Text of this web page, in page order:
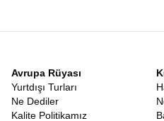
stresi yaşamadan bavulunuzu
edin. Vizesiz Güney Kore
takılmadan, sadece keşfetme
nadir rotalardan biridir. Bu
Avrupa Rüyası
Yurtdışı Turları
Ne Dediler
Kalite Politikamız